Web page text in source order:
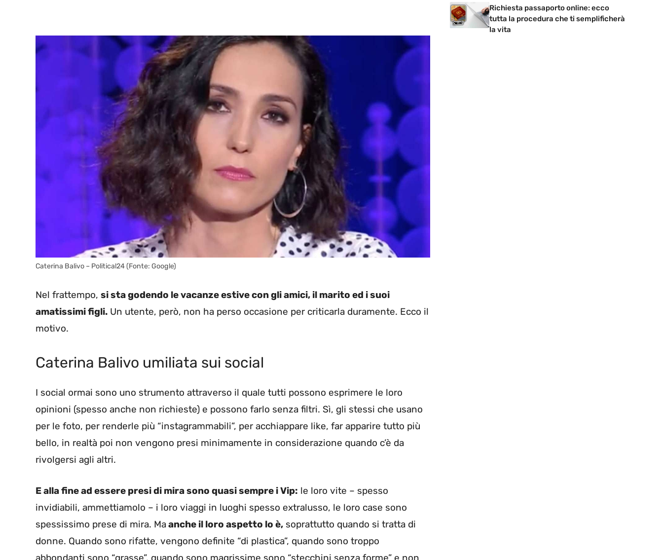
Caterina Balivo – Political24 (Fonte: Google)
Nel frattempo, si sta godendo le vacanze estive con gli amici, il marito ed i suoi
amatissimi figli. Un utente, però, non ha perso occasione per criticarla duramente. Ecco il
motivo.
Caterina Balivo umiliata sui social
I social ormai sono uno strumento attraverso il quale tutti possono esprimere le loro
opinioni (spesso anche non richieste) e possono farlo senza filtri. Sì, gli stessi che usano
per le foto, per renderle più “instagrammabili”, per acchiappare like, far apparire tutto più
bello, in realtà poi non vengono presi minimamente in considerazione quando c’è da
rivolgersi agli altri.
E alla fine ad essere presi di mira sono quasi sempre i Vip: le loro vite – spesso
invidiabili, ammettiamolo – i loro viaggi in luoghi spesso extralusso, le loro case sono
spessissimo prese di mira. Maanche il loro aspetto lo è, soprattutto quando si tratta di
donne. Quando sono rifatte, vengono definite “di plastica”, quando sono troppo
abbondanti sono “grasse”, quando sono magrissime sono “stecchini senza forme” e non
Richiesta passaporto online: ecco
tutta la procedura che ti semplificherà
la vita